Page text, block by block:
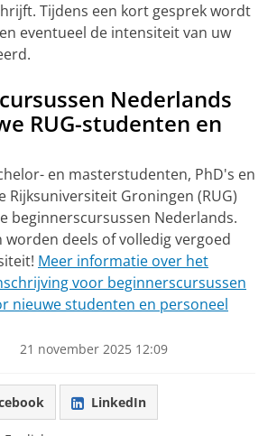
Tijdens een kort gesprek wordt
eventueel de intensiteit van uw
Nederlands
RUG-studenten en
en masterstudenten, PhD's en
Rijksuniversiteit Groningen (RUG)
beginnerscursussen Nederlands.
worden deels of volledig vergoed
Meer informatie over het
voor beginnerscursussen
nieuwe studenten en personeel
21 november 2025 12:09
LinkedIn